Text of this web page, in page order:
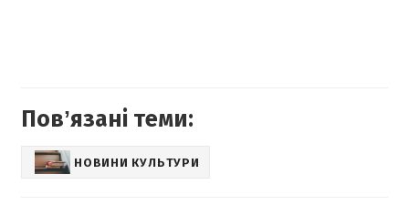
Повʼязані теми:
НОВИНИ КУЛЬТУРИ